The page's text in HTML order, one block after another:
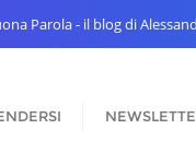
Parola - il blog di